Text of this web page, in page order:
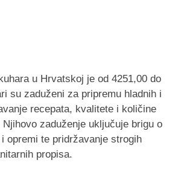
u Hrvatskoj je od 4251,00 do
su zaduženi za pripremu hladnih i
recepata, kvalitete i količine
Njihovo zaduženje uključuje brigu o
opremi te pridržavanje strogih
propisa.